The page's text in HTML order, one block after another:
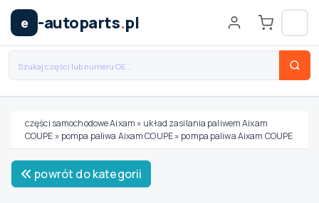
e -autoparts.pl
Wybierz swój pojazd
MARKA
części samochodowe Aixam » układ zasilania paliwem Aixam
COUPE » pompa paliwa Aixam COUPE» pompa paliwa Aixam COUPE
powrót do kategorii